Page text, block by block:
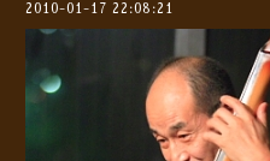
2010-01-17 22:08:21